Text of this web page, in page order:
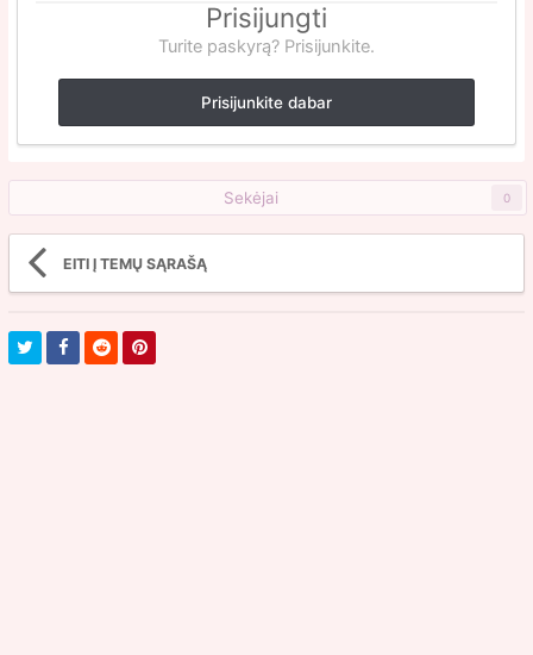
Prisijungti
Turite paskyrą? Prisijunkite.
Prisijunkite dabar
Sekėjai 0
EITI Į TEMŲ SĄRAŠĄ